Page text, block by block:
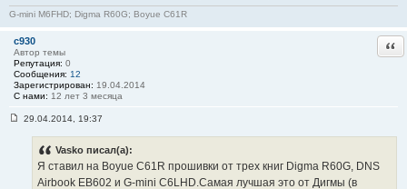
G-mini M6FHD; Digma R60G; Boyue C61R
c930
Автор темы
Репутация: 0
Сообщения: 12
Зарегистрирован: 19.04.2014
С нами: 12 лет 3 месяца
29.04.2014, 19:37
Vasko писал(а):
Я ставил на Boyue C61R прошивки от трех книг Digma R60G, DNS
Airbook EB602 и G-mini C6LHD.Самая лучшая это от Дигмы (в